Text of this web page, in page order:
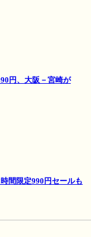
円、大阪－宮崎が
間限定990円セールも